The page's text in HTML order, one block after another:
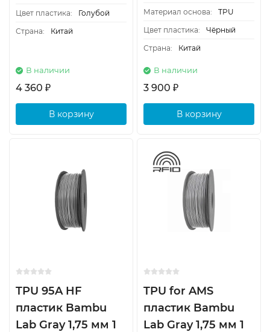
Цвет пластика:
Голубой
Страна:
Китай
В наличии
4 360 ₽
В корзину
Материал основа:
TPU
Цвет пластика:
Чёрный
Страна:
Китай
В наличии
3 900 ₽
В корзину
TPU 95A HF
пластик Bambu
Lab Gray 1,75 мм 1
TPU for AMS
пластик Bambu
Lab Gray 1,75 мм 1